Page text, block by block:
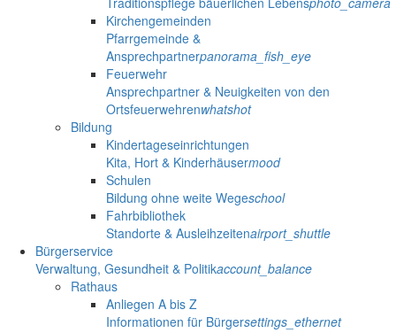
Kirchengemeinden
Pfarrgemeinde &
Ansprechpartnerpanorama_fish_eye
Feuerwehr
Ansprechpartner & Neuigkeiten von den
Ortsfeuerwehrenwhatshot
Bildung
Kindertageseinrichtungen
Kita, Hort & Kinderhäusermood
Schulen
Bildung ohne weite Wegeschool
Fahrbibliothek
Standorte & Ausleihzeitenairport_shuttle
Bürgerservice
Verwaltung, Gesundheit & Politikaccount_balance
Rathaus
Anliegen A bis Z
Informationen für Bürgersettings_ethernet